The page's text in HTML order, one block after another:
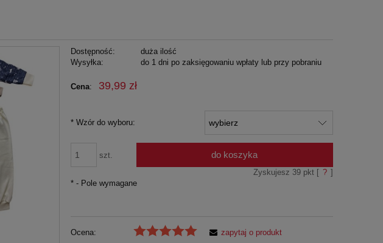
Dostępność:
duża ilość
Wysyłka:
do 1 dni po zaksięgowaniu wpłaty lub przy pobraniu
Cena: 39,99 zł
* Wzór do wyboru:
szt. do koszyka
Zyskujesz 39pkt [ ? ]
* - Pole wymagane
Ocena:
zapytaj o produkt